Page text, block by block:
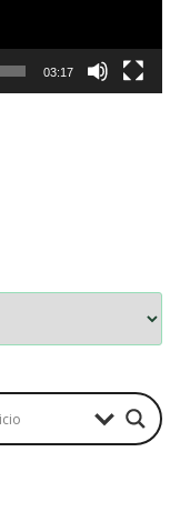
03:17